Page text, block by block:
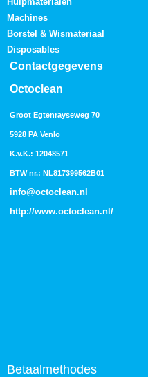
Machines
Borstel & Wismateriaal
Disposables
Contactgegevens
Octoclean
Groot Egtenrayseweg 70
5928 PA Venlo
K.v.K.: 12048571
BTW nr.: NL817399562B01
info@octoclean.nl
http://www.octoclean.nl /
Betaalmethodes